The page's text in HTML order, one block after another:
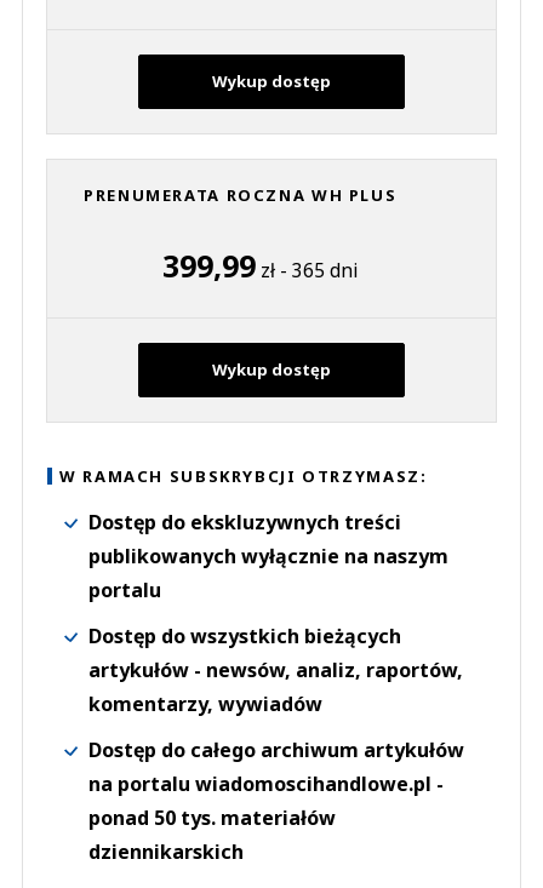
Wykup dostęp
PRENUMERATA ROCZNA WH PLUS
399,99zł - 365 dni
Wykup dostęp
W RAMACH SUBSKRYBCJI OTRZYMASZ:
Dostęp do ekskluzywnych treści
publikowanych wyłącznie na naszym
portalu
Dostęp do wszystkich bieżących
artykułów - newsów, analiz, raportów,
komentarzy, wywiadów
Dostęp do całego archiwum artykułów
na portalu wiadomoscihandlowe.pl -
ponad 50 tys. materiałów
dziennikarskich